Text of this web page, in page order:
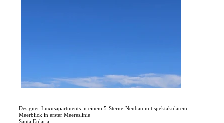
Designer-Luxusapartments in einem 5-Sterne-Neubau mit spektakulärem
Meerblick in erster Meereslinie
Santa Eularia